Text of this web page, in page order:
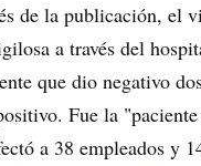
de la publicación, el
a través del
que dio negativo
Fue la
a 38 empleados y